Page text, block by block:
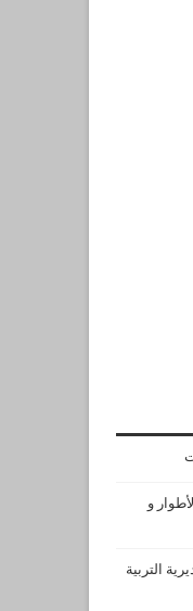
2015 لجميع الأطوار و
التربية